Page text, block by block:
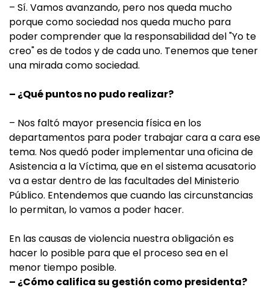
– Sí. Vamos avanzando, pero nos queda mucho
porque como sociedad nos queda mucho para
poder comprender que la responsabilidad del "Yo te
creo" es de todos y de cada uno. Tenemos que tener
una mirada como sociedad.
– ¿Qué puntos no pudo realizar?
– Nos faltó mayor presencia física en los
departamentos para poder trabajar cara a cara ese
tema. Nos quedó poder implementar una oficina de
Asistencia a la Víctima, que en el sistema acusatorio
va a estar dentro de las facultades del Ministerio
Público. Entendemos que cuando las circunstancias
lo permitan, lo vamos a poder hacer.
En las causas de violencia nuestra obligación es
hacer lo posible para que el proceso sea en el
menor tiempo posible.
– ¿Cómo califica su gestión como presidenta?